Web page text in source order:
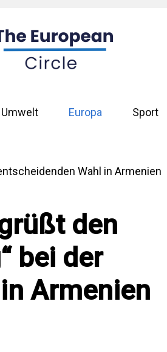
Umwelt Europa Sport
den
bei der
Armenien